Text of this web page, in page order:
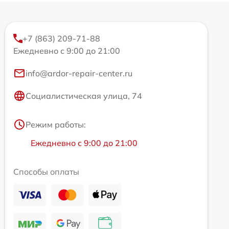
+7 (863) 209-71-88
Ежедневно с 9:00 до 21:00
info@ardor-repair-center.ru
Социалистическая улица, 74
Режим работы:
Ежедневно с 9:00 до 21:00
Способы оплаты